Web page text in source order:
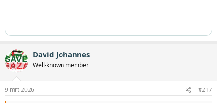
David Johannes
Well-known member
9 mrt 2026 #217